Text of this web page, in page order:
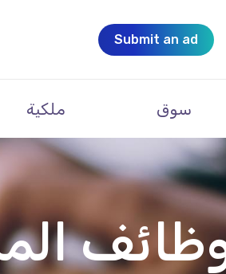
Submit an ad
ملكية سوق